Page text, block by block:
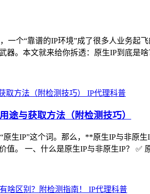
个“靠谱的IP环境”成了很多人业务起
。本文就来给你拆透：原生IP到底是
IP代理科普
途与获取方法（附检测技巧）
生IP”这个词。那么，**原生IP与非原
。 一、什么是原生IP与非原生IP？
IP代理科普